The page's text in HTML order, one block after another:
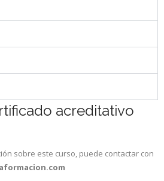
acreditativo
sobre este curso, puede contactar con